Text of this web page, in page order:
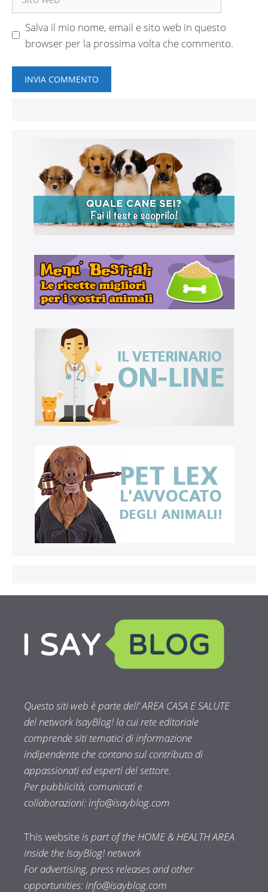
Salva il mio nome, email e sito web in questo
browser per la prossima volta che commento.
Questo siti web è parte dell’ AREA CASA E SALUTE
del network IsayBlog! la cui rete editoriale
comprende siti tematici di informazione
indipendente che contano sul contributo di
appassionati ed esperti del settore.
Per pubblicità, comunicati e
collaborazioni:info@isayblog.com
This websiteis part of the HOME & HEALTH AREA
inside the IsayBlog! network
For advertising, press releases and other
opportunities:info@isayblog.com